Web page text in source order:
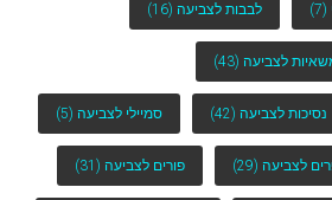
(7) לבבות לצביעה (16)
לצביעה (43)
נסיכות לצביעה (42) סמיילי לצביעה (5)
לצביעה (29) פורים לצביעה (31)